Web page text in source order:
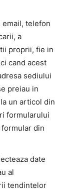
email, telefon
a
proprii, fie in
cand acest
sediului
preiau in
un articol din
formularului
din
date
al
tendintelor